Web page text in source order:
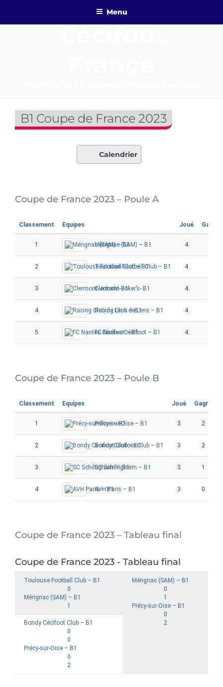
Menu
B1 Coupe de France 2023
Calendrier
Coupe de France 2023 – Poule A
Classement Equipes Joué Gagné
1 Mérignac (SAM) – B1 4
2 Toulouse Football Club – B1 4
3 Clermont-Joker’s- B1 4
4 Racing Club de Lens – B1 4
5 FC Nantes Cécifoot – B1 4
Coupe de France 2023 – Poule B
Classement Equipes Joué Gagné
1 Précy-sur-Oise – B1 3 2
2 Bondy Cécifoot Club – B1 3 2
3 SC Schiltigheim – B1 3 1
4 AVH Paris – B1 3 0
Coupe de France 2023 – Tableau final
Coupe de France 2023 - Tableau final
Toulouse Football Club – B1
0
Mérignac (SAM) – B1
1
Mérignac (SAM) – B1
0
1
Précy-sur-Oise – B1
0
2
Bondy Cécifoot Club – B1
0
0
Précy-sur-Oise – B1
0
2